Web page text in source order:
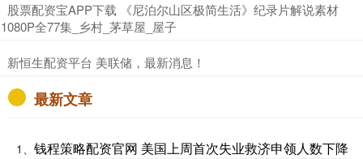
​股票配资宝APP下载 《尼泊尔山区极简生活》纪录片解说素材
1080P全77集_乡村_茅草屋_屋子
​新恒生配资平台 美联储，最新消息！
最新文章
1、 钱程策略配资官网 美国上周首次失业救济申领人数下降